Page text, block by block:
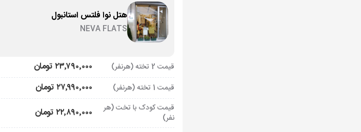
هتل نوا فلتس استانبول
NEVA FLATS
قیمت 2 تخته (هرنفر) ۲۳٬۷۹۰٬۰۰۰ تومان
قیمت 1 تخته (هرنفر) ۲۷٬۹۹۰٬۰۰۰ تومان
قیمت کودک با تخت (هر
نفر)
۲۲٬۸۹۰٬۰۰۰ تومان